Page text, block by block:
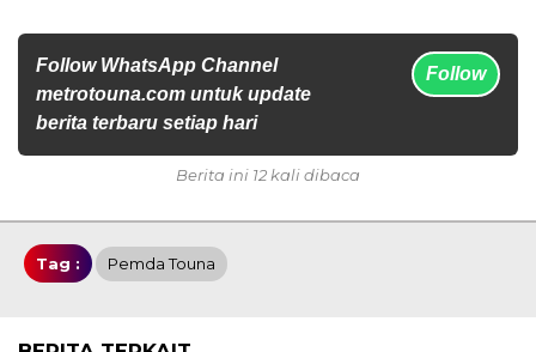
Follow WhatsApp Channel
metrotouna.com untuk update
berita terbaru setiap hari
Follow
Berita ini 12 kali dibaca
Tag : Pemda Touna